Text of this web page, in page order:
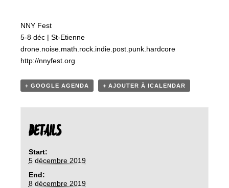
NNY Fest
5-8 déc | St-Etienne
drone.noise.math.rock.indie.post.punk.hardcore
http://nnyfest.org
+ GOOGLE AGENDA + AJOUTER À ICALENDAR
DETAILS
Start:
5 décembre 2019
End:
8 décembre 2019